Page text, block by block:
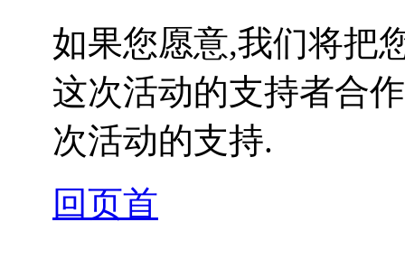
如果您愿意,我们将把
这次活动的支持者合
次活动的支持.
回页首